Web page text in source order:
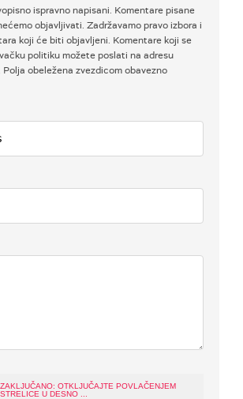
ispravno napisani. Komentare pisane
objavljivati. Zadržavamo pravo izbora i
koji će biti objavljeni. Komentare koji se
politiku možete poslati na adresu
Polja obeležena zvezdicom obavezno
ZAKLJUČANO: OTKLJUČAJTE POVLAČENJEM
STRELICE U DESNO ...